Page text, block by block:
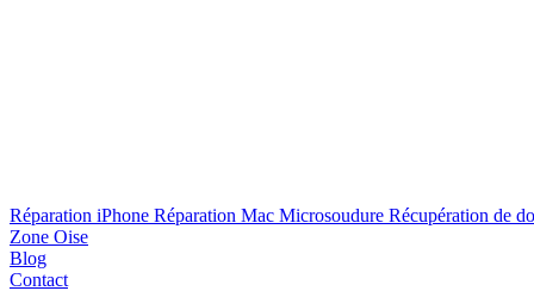
Réparation iPhone Réparation Mac Microsoudure Récupération de
Zone Oise
Blog
Contact